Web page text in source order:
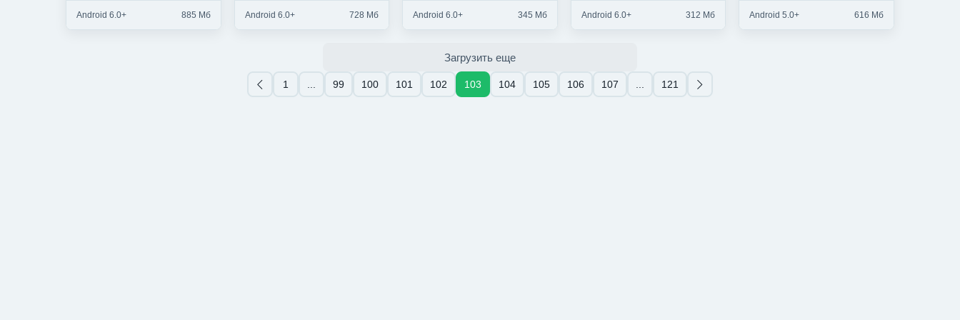
Android 6.0+ 885 Мб Android 6.0+ 728 Мб Android 6.0+ 345 Мб Android 6.0+ 312 Мб Android 5.0+ 616 Мб
Загрузить еще
1 99 100 101 102 103 104 105 106 107 121